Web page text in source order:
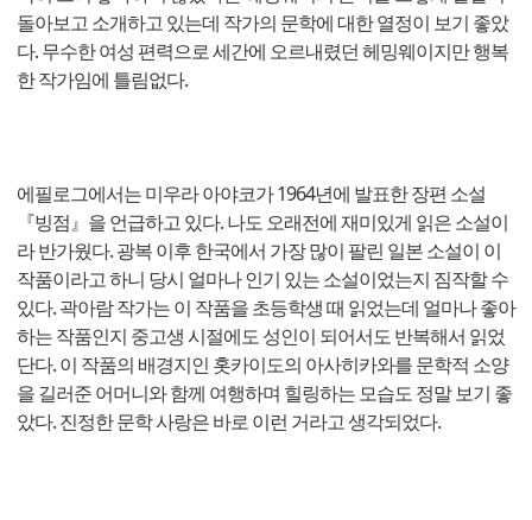
돌아보고 소개하고 있는데 작가의 문학에 대한 열정이 보기 좋았
다. 무수한 여성 편력으로 세간에 오르내렸던 헤밍웨이지만 행복
한 작가임에 틀림없다.
에필로그에서는 미우라 아야코가 1964년에 발표한 장편 소설
『빙점』을 언급하고 있다. 나도 오래전에 재미있게 읽은 소설이
라 반가웠다. 광복 이후 한국에서 가장 많이 팔린 일본 소설이 이
작품이라고 하니 당시 얼마나 인기 있는 소설이었는지 짐작할 수
있다. 곽아람 작가는 이 작품을 초등학생 때 읽었는데 얼마나 좋아
하는 작품인지 중고생 시절에도 성인이 되어서도 반복해서 읽었
단다. 이 작품의 배경지인 홋카이도의 아사히카와를 문학적 소양
을 길러준 어머니와 함께 여행하며 힐링하는 모습도 정말 보기 좋
았다. 진정한 문학 사랑은 바로 이런 거라고 생각되었다.